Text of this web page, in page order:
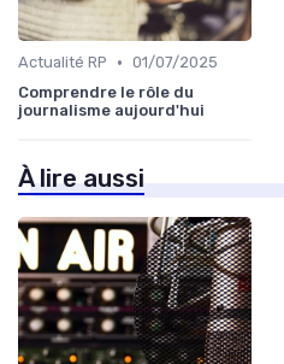
Actualité RP • 01/07/2025
Comprendre le rôle du
journalisme aujourd'hui
À lire aussi